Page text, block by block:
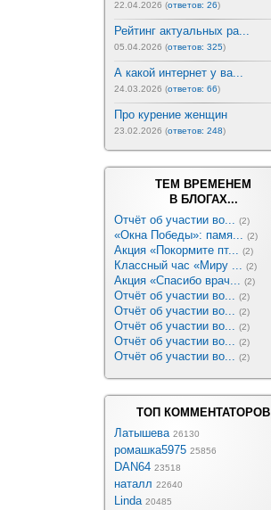
22.04.2026 (ответов: 26)
Рейтинг актуальных ра...
05.04.2026 (ответов: 325)
А какой интернет у ва...
24.03.2026 (ответов: 66)
Про курение женщин
23.02.2026 (ответов: 248)
ТЕМ ВРЕМЕНЕМ
В БЛОГАХ...
Отчёт об участии во... (2)
«Окна Победы»: памя... (2)
Акция «Покормите пт... (2)
Классный час «Миру ... (2)
Акция «Спасибо врач... (2)
Отчёт об участии во... (2)
Отчёт об участии во... (2)
Отчёт об участии во... (2)
Отчёт об участии во... (2)
Отчёт об участии во... (2)
ТОП КОММЕНТАТОРОВ
Латышева 26130
ромашка5975 25856
DAN64 23518
наталл 22640
Linda 20485